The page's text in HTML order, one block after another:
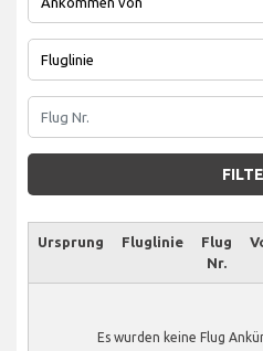
Ursprung Fluglinie
Flug
Nr.
Es wurden keine Flug